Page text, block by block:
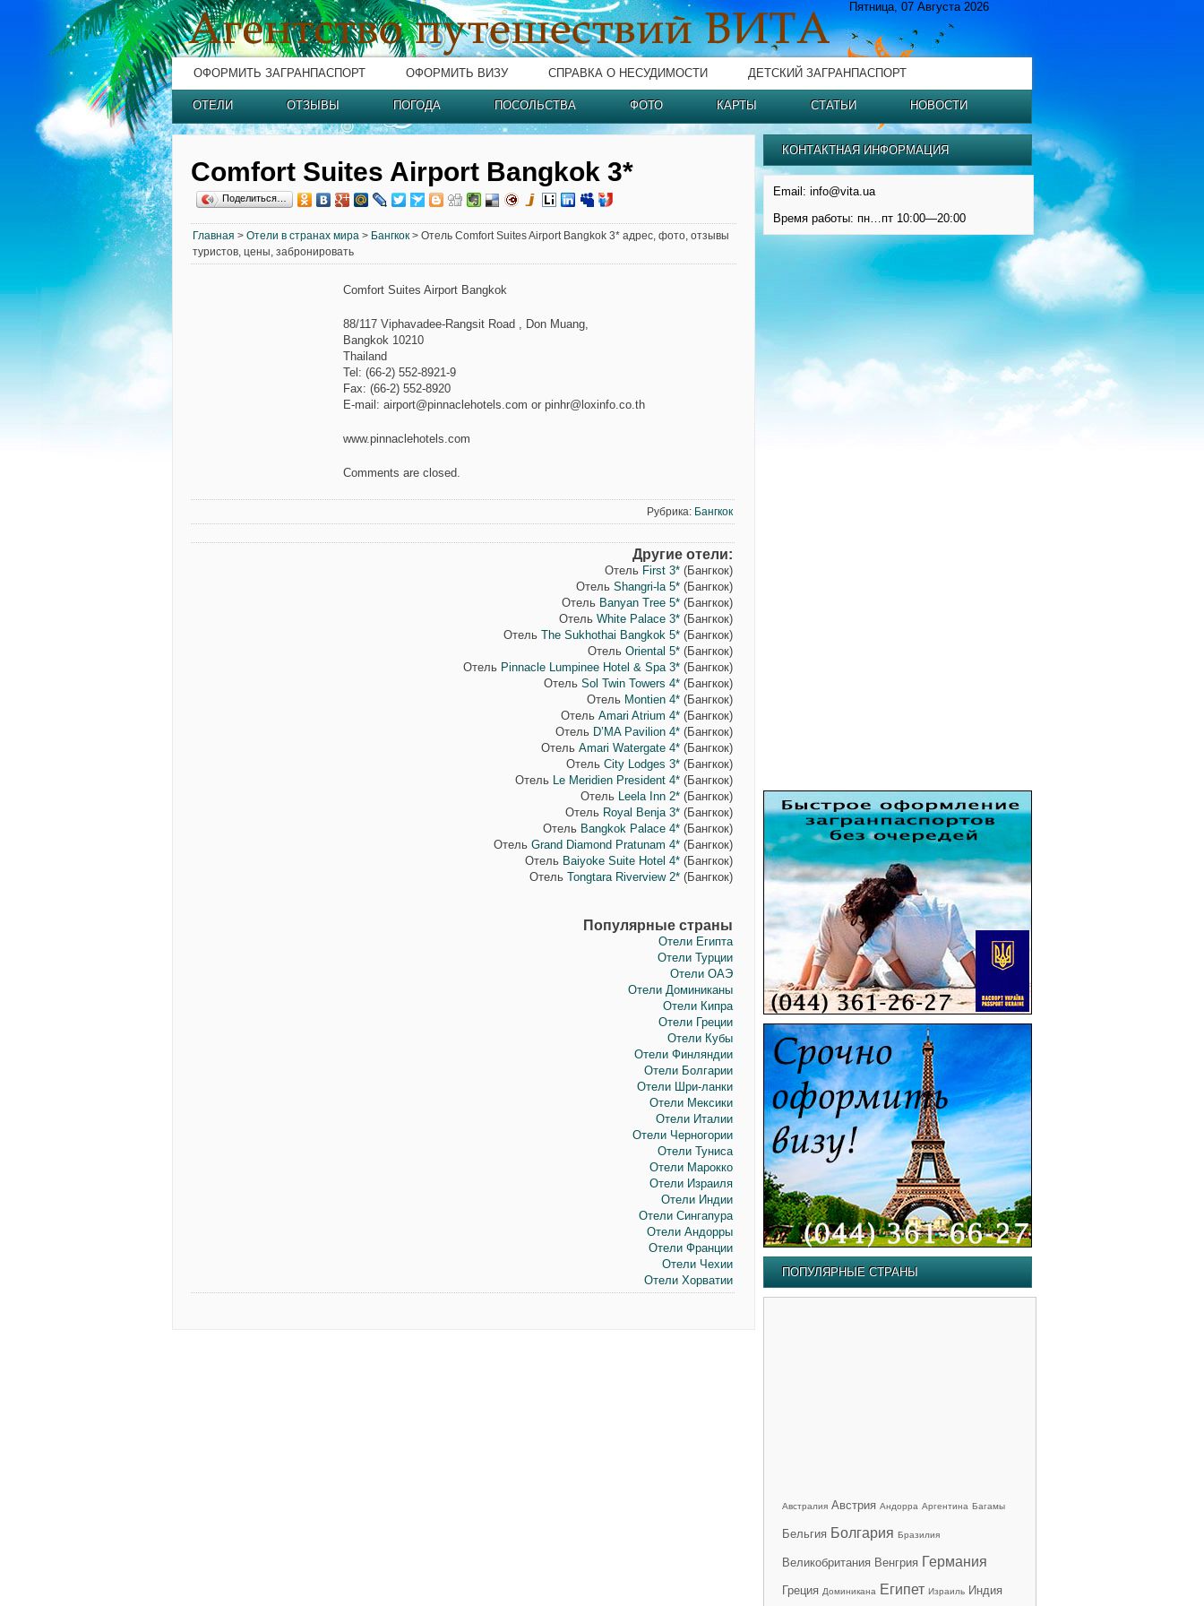
Пятница, 07 Августа 2026
ОФОРМИТЬ ЗАГРАНПАСПОРТ ОФОРМИТЬ ВИЗУ СПРАВКА О НЕСУДИМОСТИ ДЕТСКИЙ ЗАГРАНПАСПОРТ
ОТЕЛИ ОТЗЫВЫ ПОГОДА ПОСОЛЬСТВА ФОТО КАРТЫ СТАТЬИ НОВОСТИ
Comfort Suites Airport Bangkok 3*
Поделиться…
Главная > Отели в странах мира > Бангкок > Отель Comfort Suites Airport Bangkok 3* адрес, фото, отзывы
туристов, цены, забронировать
Comfort Suites Airport Bangkok
88/117 Viphavadee-Rangsit Road , Don Muang,
Bangkok 10210
Thailand
Tel: (66-2) 552-8921-9
Fax: (66-2) 552-8920
E-mail: airport@pinnaclehotels.com or pinhr@loxinfo.co.th
www.pinnaclehotels.com
Comments are closed.
Рубрика: Бангкок
Другие отели:
Отель First 3*(Бангкок)
Отель Shangri-la 5*(Бангкок)
Отель Banyan Tree 5*(Бангкок)
Отель White Palace 3*(Бангкок)
Отель The Sukhothai Bangkok 5*(Бангкок)
Отель Oriental 5*(Бангкок)
Отель Pinnacle Lumpinee Hotel & Spa 3*(Бангкок)
Отель Sol Twin Towers 4*(Бангкок)
Отель Montien 4*(Бангкок)
Отель Amari Atrium 4*(Бангкок)
Отель D’MA Pavilion 4*(Бангкок)
Отель Amari Watergate 4*(Бангкок)
Отель City Lodges 3*(Бангкок)
Отель Le Meridien President 4*(Бангкок)
Отель Leela Inn 2*(Бангкок)
Отель Royal Benja 3*(Бангкок)
Отель Bangkok Palace 4*(Бангкок)
Отель Grand Diamond Pratunam 4*(Бангкок)
Отель Baiyoke Suite Hotel 4*(Бангкок)
Отель Tongtara Riverview 2*(Бангкок)
Популярные страны
Отели Египта
Отели Турции
Отели ОАЭ
Отели Доминиканы
Отели Кипра
Отели Греции
Отели Кубы
Отели Финляндии
Отели Болгарии
Отели Шри-ланки
Отели Мексики
Отели Италии
Отели Черногории
Отели Туниса
Отели Марокко
Отели Израиля
Отели Индии
Отели Сингапура
Отели Андорры
Отели Франции
Отели Чехии
Отели Хорватии
КОНТАКТНАЯ ИНФОРМАЦИЯ
Email: info@vita.ua
Время работы: пн…пт 10:00—20:00
ПОПУЛЯРНЫЕ СТРАНЫ
Австралия Австрия Андорра Аргентина Багамы
Бельгия Болгария Бразилия
Великобритания Венгрия Германия
Греция Доминикана Египет Израиль Индия